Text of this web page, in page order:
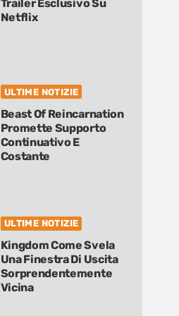
Trailer Esclusivo Su
Netflix
ULTIME NOTIZIE
Beast Of Reincarnation
Promette Supporto
Continuativo E
Costante
ULTIME NOTIZIE
Kingdom Come Svela
Una Finestra Di Uscita
Sorprendentemente
Vicina